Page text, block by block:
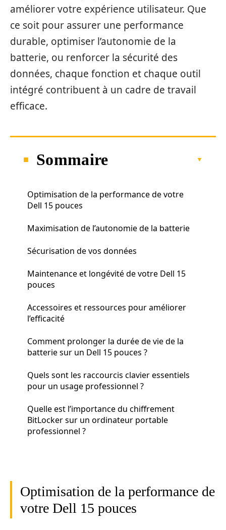
améliorer votre expérience utilisateur. Que
ce soit pour assurer une performance
durable, optimiser l’autonomie de la
batterie, ou renforcer la sécurité des
données, chaque fonction et chaque outil
intégré contribuent à un cadre de travail
efficace.
Sommaire
Optimisation de la performance de votre
Dell 15 pouces
Maximisation de l’autonomie de la batterie
Sécurisation de vos données
Maintenance et longévité de votre Dell 15
pouces
Accessoires et ressources pour améliorer
l’efficacité
Comment prolonger la durée de vie de la
batterie sur un Dell 15 pouces ?
Quels sont les raccourcis clavier essentiels
pour un usage professionnel ?
Quelle est l’importance du chiffrement
BitLocker sur un ordinateur portable
professionnel ?
Optimisation de la performance de
votre Dell 15 pouces